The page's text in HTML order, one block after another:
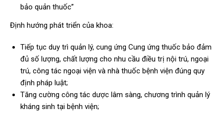
bảo quản thuốc”
Định hướng phát triển của khoa:
Tiếp tục duy trì quản lý, cung ứng Cung ứng thuốc bảo đảm
đủ số lượng, chất lượng cho nhu cầu điều trị nội trú, ngoại
trú, công tác ngoại viện và nhà thuốc bệnh viện đúng quy
định pháp luật;
Tăng cường công tác dược lâm sàng, chương trình quản lý
kháng sinh tại bệnh viện;